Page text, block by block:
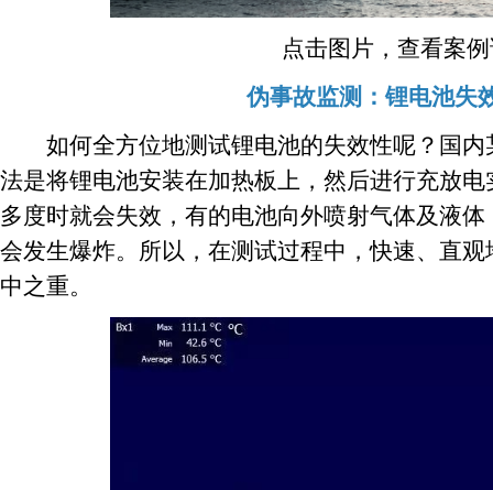
点击图片，查看案例
伪事故监测：锂电池失
如何全方位地测试锂电池的失效性呢？国内
法是将锂电池安装在加热板上，然后进行充放
多度时就会失效，有的电池向外喷射气体及液
会发生爆炸。所以，在测试过程中，快速、直
中之重。